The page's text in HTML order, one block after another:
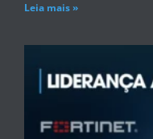
Leia mais »